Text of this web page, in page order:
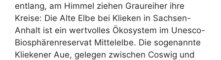
entlang, am Himmel ziehen Graureiher ihre
Kreise: Die Alte Elbe bei Klieken in Sachsen-
Anhalt ist ein wertvolles Ökosystem im Unesco-
Biosphärenreservat Mittelelbe. Die sogenannte
Kliekener Aue, gelegen zwischen Coswig und